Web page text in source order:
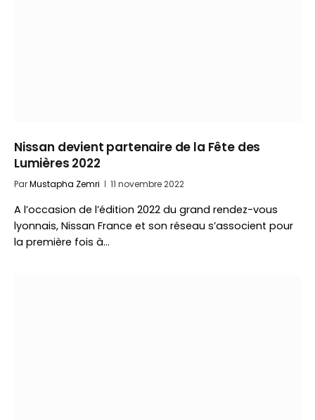
Nissan devient partenaire de la Fête des
Lumières 2022
ParMustapha Zemri 11 novembre 2022
A l’occasion de l’édition 2022 du grand rendez-vous
lyonnais, Nissan France et son réseau s’associent pour
la première fois à…